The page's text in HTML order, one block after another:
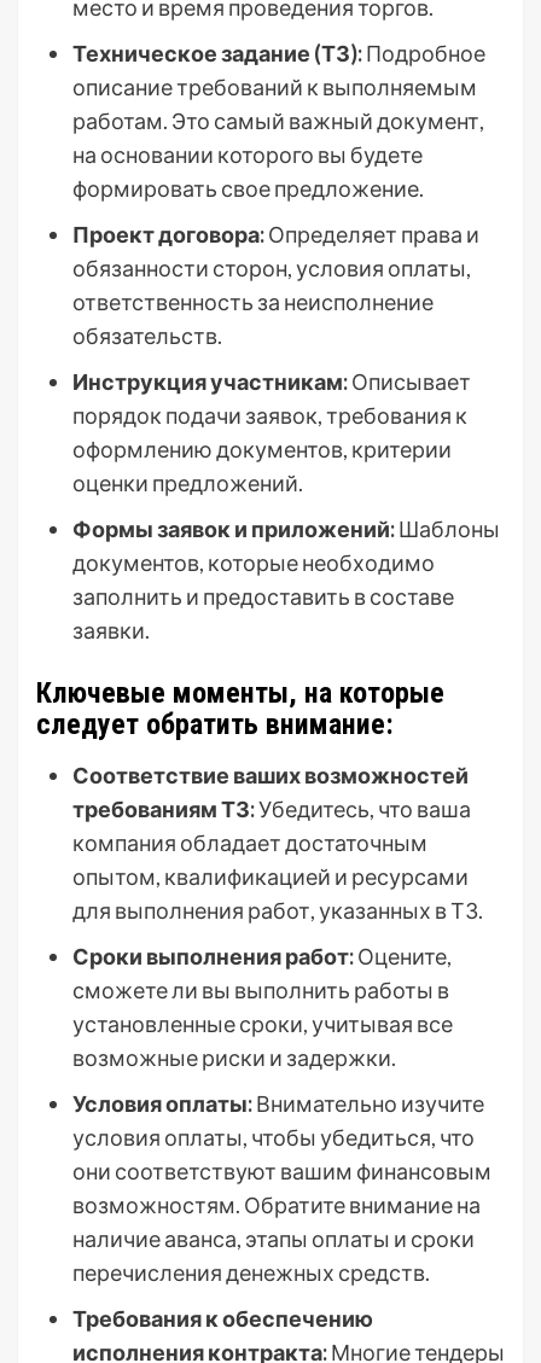
место и время проведения торгов.
Техническое задание (ТЗ):Подробное
описание требований к выполняемым
работам. Это самый важный документ,
на основании которого вы будете
формировать свое предложение.
Проект договора:Определяет права и
обязанности сторон, условия оплаты,
ответственность за неисполнение
обязательств.
Инструкция участникам:Описывает
порядок подачи заявок, требования к
оформлению документов, критерии
оценки предложений.
Формы заявок и приложений:Шаблоны
документов, которые необходимо
заполнить и предоставить в составе
заявки.
Ключевые моменты, на которые
следует обратить внимание:
Соответствие ваших возможностей
требованиям ТЗ:Убедитесь, что ваша
компания обладает достаточным
опытом, квалификацией и ресурсами
для выполнения работ, указанных в ТЗ.
Сроки выполнения работ:Оцените,
сможете ли вы выполнить работы в
установленные сроки, учитывая все
возможные риски и задержки.
Условия оплаты:Внимательно изучите
условия оплаты, чтобы убедиться, что
они соответствуют вашим финансовым
возможностям. Обратите внимание на
наличие аванса, этапы оплаты и сроки
перечисления денежных средств.
Требования к обеспечению
исполнения контракта:Многие тендеры